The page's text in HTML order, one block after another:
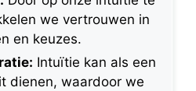
we vertrouwen in
en keuzes.
Intuïtie kan als een
dienen, waardoor we